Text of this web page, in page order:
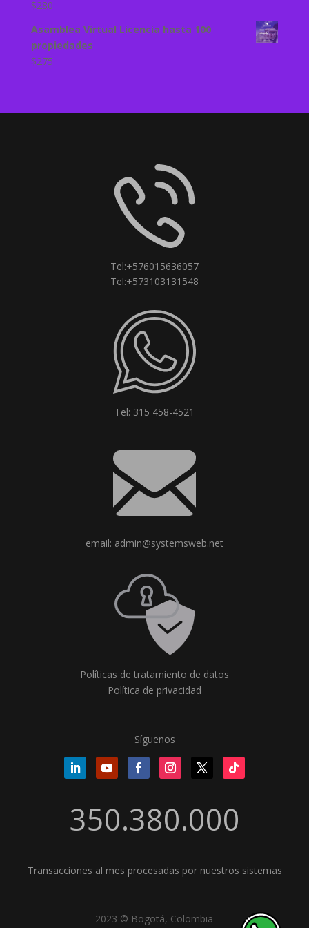
$280
Asamblea Virtual Licencia hasta 100
propiedades
$275
Tel:+576015636057
Tel:+573103131548
Tel: 315 458-4521
email: admin@systemsweb.net
Políticas de tratamiento de datos
Política de privacidad
Síguenos
350.380.000
Transacciones al mes procesadas por nuestros sistemas
2023 © Bogotá, Colombia